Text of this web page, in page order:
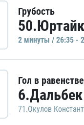
Грубость
2 минуты / 26:35 -
Гол в равенстве
71.Окулов